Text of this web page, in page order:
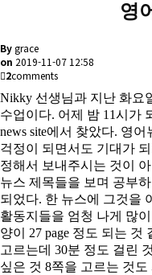
영
Bygrace
on 2019-11-07 12:58
2comments
Nikky 선생님과 지난 화요
수업이다. 어제 밤 11시가
news site에서 찾았다. 영
걱정이 되면서도 기대가
정해서 보내주시는 것이
뉴스 제목들을 보며 공부
되었다. 한 뉴스에 그것을
활동지들을 엄청 나게 많
양이 27 page 정도 되는
고르는데 30분 정도 걸린
싶은 것 8쪽을 고르는 것